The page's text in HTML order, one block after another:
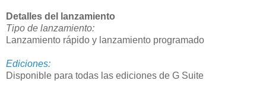
Detalles del lanzamiento
Tipo de lanzamiento:
Lanzamiento rápido y lanzamiento programado
Ediciones:
Disponible para todas las ediciones de G Suite